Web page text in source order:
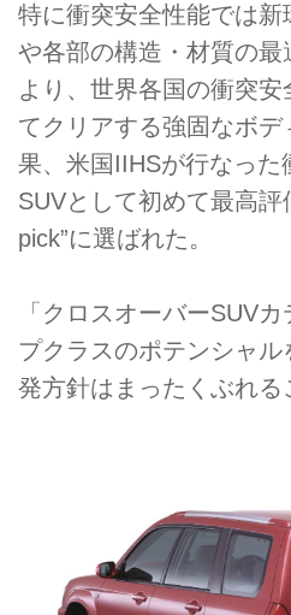
特に衝突安全性能では新
や各部の構造・材質の最
より、世界各国の衝突
てクリアする強固なボ
果、米国IIHSが行なった
SUVとして初めて最高評
pick”に選ばれた。
「クロスオーバーSUV
プクラスのポテンシャル
発方針はまったくぶれる